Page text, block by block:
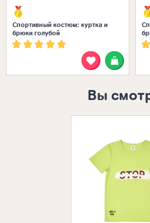
Спортивный костюм: куртка и
брюки голубой
Вы